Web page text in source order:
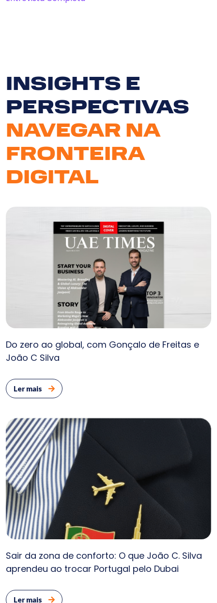
INSIGHTS E
PERSPECTIVAS
NAVEGAR NA
FRONTEIRA
DIGITAL
Do zero ao global, com Gonçalo de Freitas e
João C Silva
Ler mais
Sair da zona de conforto: O que João C. Silva
aprendeu ao trocar Portugal pelo Dubai
Ler mais